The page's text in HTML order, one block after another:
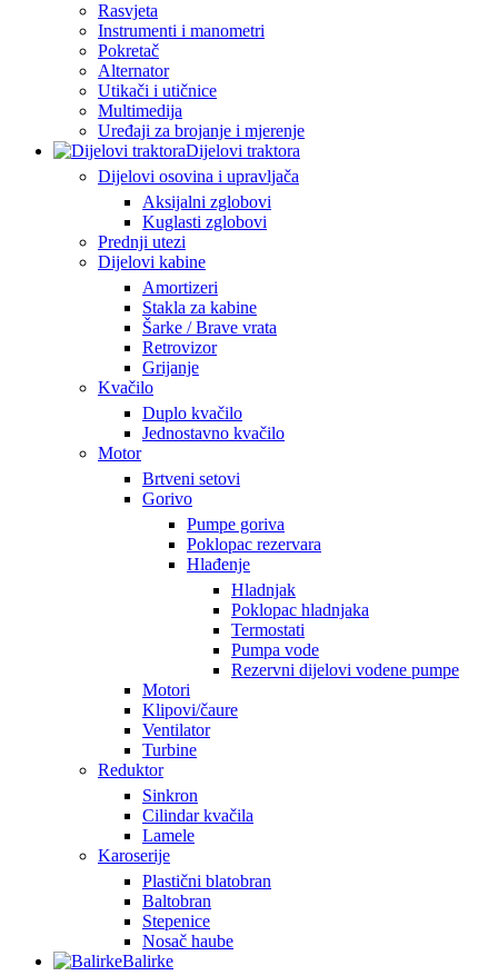
Rasvjeta
Instrumenti i manometri
Pokretač
Alternator
Utikači i utičnice
Multimedija
Uređaji za brojanje i mjerenje
Dijelovi traktora
Dijelovi osovina i upravljača
Aksijalni zglobovi
Kuglasti zglobovi
Prednji utezi
Dijelovi kabine
Amortizeri
Stakla za kabine
Šarke / Brave vrata
Retrovizor
Grijanje
Kvačilo
Duplo kvačilo
Jednostavno kvačilo
Motor
Brtveni setovi
Gorivo
Pumpe goriva
Poklopac rezervara
Hlađenje
Hladnjak
Poklopac hladnjaka
Termostati
Pumpa vode
Rezervni dijelovi vodene pumpe
Motori
Klipovi/čaure
Ventilator
Turbine
Reduktor
Sinkron
Cilindar kvačila
Lamele
Karoserije
Plastični blatobran
Baltobran
Stepenice
Nosač haube
Balirke